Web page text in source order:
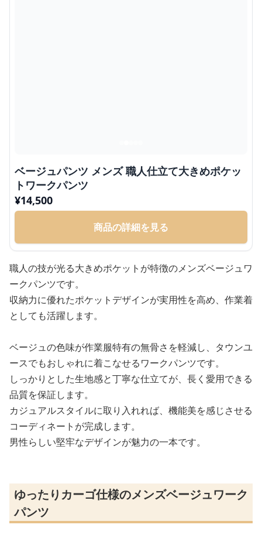
ベージュパンツ メンズ 職人仕立て大きめポケッ
トワークパンツ
¥14,500
商品の詳細を見る
職人の技が光る大きめポケットが特徴のメンズベージュワ
ークパンツです。
収納力に優れたポケットデザインが実用性を高め、作業着
としても活躍します。
ベージュの色味が作業服特有の無骨さを軽減し、タウンユ
ースでもおしゃれに着こなせるワークパンツです。
しっかりとした生地感と丁寧な仕立てが、長く愛用できる
品質を保証します。
カジュアルスタイルに取り入れれば、機能美を感じさせる
コーディネートが完成します。
男性らしい堅牢なデザインが魅力の一本です。
ゆったりカーゴ仕様のメンズベージュワーク
パンツ